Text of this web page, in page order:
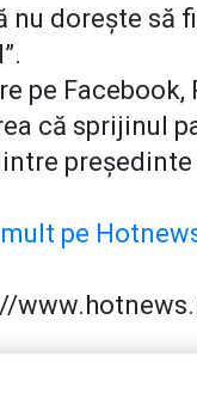
nu dorește să
pe
că sprijinul
președinte
pe